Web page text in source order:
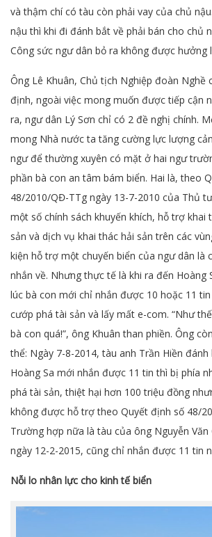
và thậm chí có tàu còn phải vay của chủ
nậu thì khi đi đánh bắt về phải bán cho chủ
Công sức ngư dân bỏ ra không được hưởng
Ông Lê Khuân, Chủ tịch Nghiệp đoàn Nghề
định, ngoài việc mong muốn được tiếp cận
ra, ngư dân Lý Sơn chỉ có 2 đề nghị chính.
mong Nhà nước ta tăng cường lực lượng
ngư để thường xuyên có mặt ở hai ngư
phần bà con an tâm bám biển. Hai là, theo
48/2010/QĐ-TTg ngày 13-7-2010 của Thủ
một số chính sách khuyến khích, hỗ trợ khai
sản và dịch vụ khai thác hải sản trên các
kiện hỗ trợ một chuyến biển của ngư dân là
nhắn về. Nhưng thực tế là khi ra đến Hoàng
lúc bà con mới chỉ nhắn được 10 hoặc 11
cướp phá tài sản và lấy mất e-com. “Như
bà con quá!”, ông Khuân than phiền. Ông
thể: Ngày 7-8-2014, tàu anh Trần Hiền
Hoàng Sa mới nhắn được 11 tin thì bị phía
phá tài sản, thiệt hại hơn 100 triệu đồng
không được hỗ trợ theo Quyết định số 48/
Trường hợp nữa là tàu của ông Nguyễn
ngày 12-2-2015, cũng chỉ nhắn được 11 tin
Nỗi lo nhân lực cho kinh tế biển